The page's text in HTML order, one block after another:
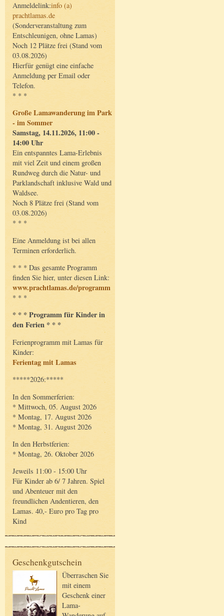
Anmeldelink:info (a)
prachtlamas.de
(Sonderveranstaltung zum
Entschleunigen, ohne Lamas)
Noch 12 Plätze frei (Stand vom
03.08.2026)
Hierfür genügt eine einfache
Anmeldung per Email oder
Telefon.
* * *
Große Lamawanderung im Park
- im Sommer
Samstag, 14.11.2026, 11:00 -
14:00 Uhr
Ein entspanntes Lama-Erlebnis
mit viel Zeit und einem großen
Rundweg durch die Natur- und
Parklandschaft inklusive Wald und
Waldsee.
Noch 8 Plätze frei (Stand vom
03.08.2026)
* * *
Eine Anmeldung ist bei allen
Terminen erforderlich.
* * * Das gesamte Programm
finden Sie hier, unter diesen Link:
www.prachtlamas.de/programm
* * *
* * * Programm für Kinder in
den Ferien * * *
Ferienprogramm mit Lamas für
Kinder:
Ferientag mit Lamas
*****2026:*****
In den Sommerferien:
* Mittwoch, 05. August 2026
* Montag, 17. August 2026
* Montag, 31. August 2026
In den Herbstferien:
* Montag, 26. Oktober 2026
Jeweils 11:00 - 15:00 Uhr
Für Kinder ab 6/ 7 Jahren. Spiel
und Abenteuer mit den
freundlichen Andentieren, den
Lamas. 40,- Euro pro Tag pro
Kind
Geschenkgutschein
Überraschen Sie
mit einem
Geschenk einer
Lama-